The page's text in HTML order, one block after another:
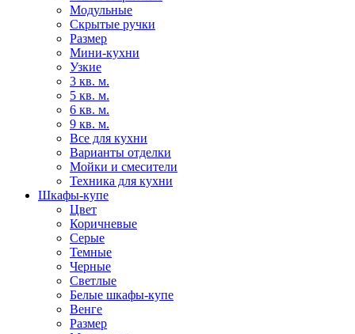
Модульные
Скрытые ручки
Размер
Мини-кухни
Узкие
3 кв. м.
5 кв. м.
6 кв. м.
9 кв. м.
Все для кухни
Варианты отделки
Мойки и смесители
Техника для кухни
Шкафы-купе
Цвет
Коричневые
Серые
Темные
Черные
Светлые
Белые шкафы-купе
Венге
Размер